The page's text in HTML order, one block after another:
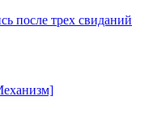
после трех свиданий